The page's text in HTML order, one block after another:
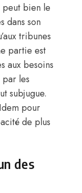
peut bien le
dans son
tribunes
partie est
aux besoins
par les
subjugue.
pour
de plus
des